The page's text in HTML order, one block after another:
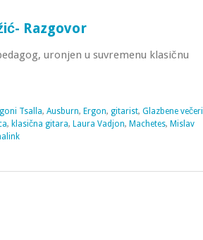
Razgovor
uronjen u suvremenu klasičnu
Tsalla, Ausburn, Ergon, gitarist, Glazbene večeri
, klasična gitara, Laura Vadjon, Machetes, Mislav